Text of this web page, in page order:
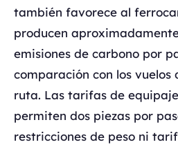
también favorece al
producen
emisiones de carbono por
comparación con los vuelos
ruta. Las tarifas de
permiten dos piezas por
restricciones de peso ni